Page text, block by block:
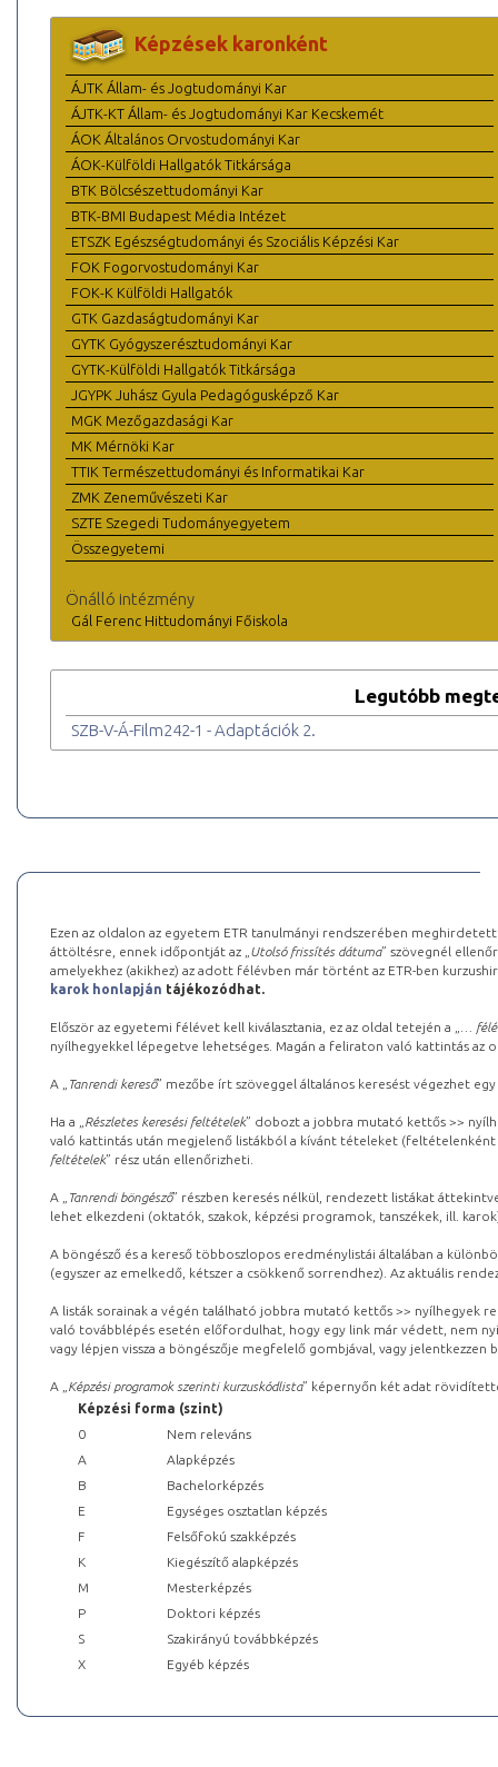
Képzések karonként
ÁJTK Állam- és Jogtudományi Kar
ÁJTK-KT Állam- és Jogtudományi Kar Kecskemét
ÁOK Általános Orvostudományi Kar
ÁOK-Külföldi Hallgatók Titkársága
BTK Bölcsészettudományi Kar
BTK-BMI Budapest Média Intézet
ETSZK Egészségtudományi és Szociális Képzési Kar
FOK Fogorvostudományi Kar
FOK-K Külföldi Hallgatók
GTK Gazdaságtudományi Kar
GYTK Gyógyszerésztudományi Kar
GYTK-Külföldi Hallgatók Titkársága
JGYPK Juhász Gyula Pedagógusképző Kar
MGK Mezőgazdasági Kar
MK Mérnöki Kar
TTIK Természettudományi és Informatikai Kar
ZMK Zeneművészeti Kar
SZTE Szegedi Tudományegyetem
Összegyetemi
Önálló intézmény
Gál Ferenc Hittudományi Főiskola
Legutóbb
SZB-V-Á-Film242-1 - Adaptációk 2.
Ezen az oldalon az egyetem ETR tanulmányi rendszerében
áttöltésre, ennek időpontját az „ Utolsó frissítés dátuma” szövegnél
amelyekhez (akikhez) az adott félévben már történt az ETR-ben
karok honlapján tájékozódhat.
Először az egyetemi félévet kell kiválasztania, ez az oldal tetején a „
…
nyílhegyekkel lépegetve lehetséges. Magán a feliraton való kattintás az
A „ Tanrendi kereső” mezőbe írt szöveggel általános keresést végezhet
Ha a „ Részletes keresési feltételek” dobozt a jobbra mutató kettős >>
való kattintás után megjelenő listákból a kívánt tételeket (feltételenként
feltételek” rész után ellenőrizheti.
A „ Tanrendi böngésző” részben keresés nélkül, rendezett listákat
lehet elkezdeni (oktatók, szakok, képzési programok, tanszékek, ill.
A böngésző és a kereső többoszlopos eredménylistái általában a
(egyszer az emelkedő, kétszer a csökkenő sorrendhez). Az aktuális
A listák sorainak a végén található jobbra mutató kettős >> nyílhegyek
való továbblépés esetén előfordulhat, hogy egy link már védett, nem
vagy lépjen vissza a böngészője megfelelő gombjával, vagy
A „ Képzési programok szerinti kurzuskódlista” képernyőn két adat
Képzési forma (szint)
0
Nem releváns
A
Alapképzés
B
Bachelorképzés
E
Egységes osztatlan képzés
F
Felsőfokú szakképzés
K
Kiegészítő alapképzés
M
Mesterképzés
P
Doktori képzés
S
Szakirányú továbbképzés
X
Egyéb képzés